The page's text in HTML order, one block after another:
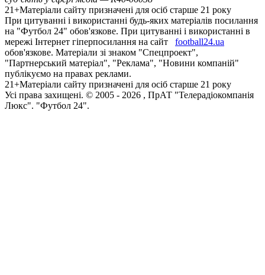
21+Матеріали сайту призначені для осіб старше 21 року
При цитуванні і використанні будь-яких матеріалів посилання
на "Футбол 24" обов'язкове. При цитуванні і використанні в
мережі Інтернет гіперпосилання на сайт
football24.ua
обов'язкове. Матеріали зі знаком "Спецпроект",
"Партнерський матеріал", "Реклама", "Новини компаній"
публікуємо на правах реклами.
21+Матеріали сайту призначені для осіб старше 21 року
Усi права захищенi. © 2005 - 2026 , ПрАТ "Телерадіокомпанія
Люкс". "Футбол 24".